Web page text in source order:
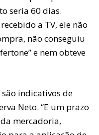
seria 60 dias.
a TV, ele não
não conseguiu
e nem obteve
indicativos de
Neto. “E um prazo
mercadoria,